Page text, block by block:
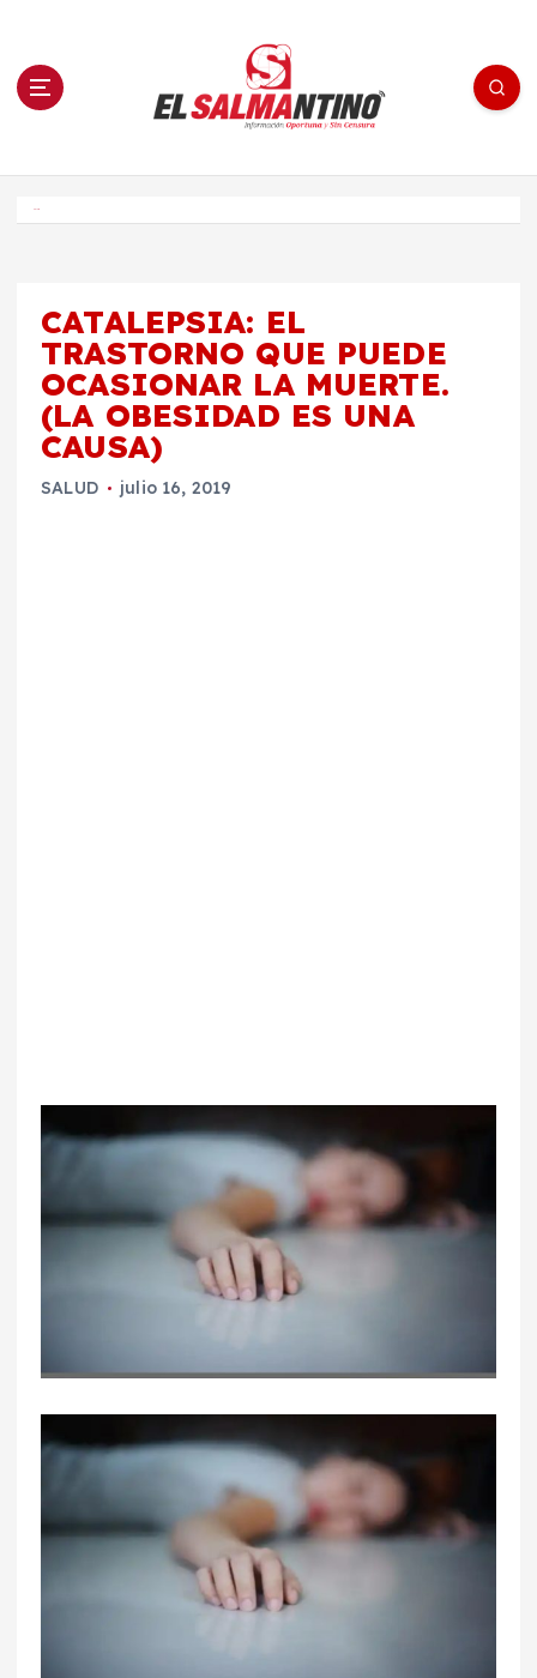
n El Salmantino - medios/noticias/editorial
CATALEPSIA: EL
TRASTORNO QUE PUEDE
OCASIONAR LA MUERTE.
(LA OBESIDAD ES UNA
CAUSA)
SALUD julio 16, 2019